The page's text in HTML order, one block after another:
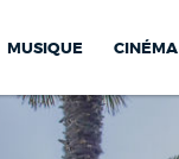
MUSIQUE CINÉMA